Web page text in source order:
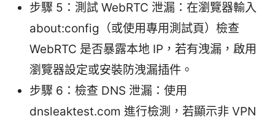
步驟 5：測試 WebRTC 泄漏：在瀏覽器輸入
about:config（或使用專用測試頁）檢查
WebRTC 是否暴露本地 IP，若有洩漏，啟用
瀏覽器設定或安裝防洩漏插件。
步驟 6：檢查 DNS 泄漏：使用
dnsleaktest.com 進行檢測，若顯示非 VPN